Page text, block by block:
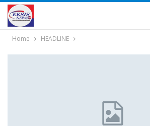
Home HEADLINE